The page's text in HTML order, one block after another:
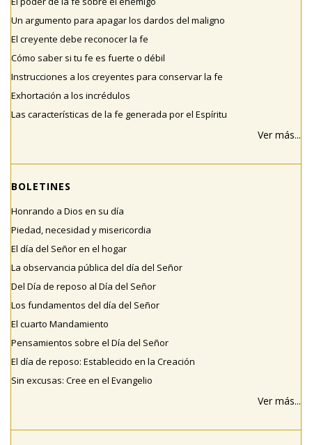
Un argumento para apagar los dardos del maligno
El creyente debe reconocer la fe
Cómo saber si tu fe es fuerte o débil
Instrucciones a los creyentes para conservar la fe
Exhortación a los incrédulos
Las características de la fe generada por el Espíritu
Ver más...
BOLETINES
Honrando a Dios en su día
Piedad, necesidad y misericordia
El día del Señor en el hogar
La observancia pública del día del Señor
Del Día de reposo al Día del Señor
Los fundamentos del día del Señor
El cuarto Mandamiento
Pensamientos sobre el Día del Señor
El día de reposo: Establecido en la Creación
Sin excusas: Cree en el Evangelio
Ver más...